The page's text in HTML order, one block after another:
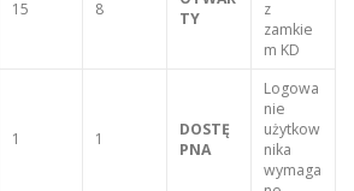
15 8
TY
z
zamkie
m KD
1 1
DOSTĘ
PNA
Logowa
nie
użytkow
nika
wymaga